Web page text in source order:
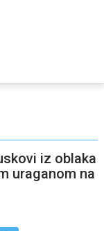
iz oblaka
uraganom na